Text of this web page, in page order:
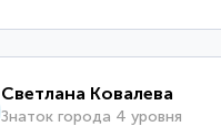
Светлана Ковалева
Знаток города 4 уровня